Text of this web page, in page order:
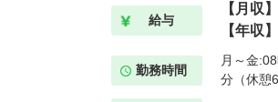
給与
【月収
【年収
勤務時間
月～金
分（休憩